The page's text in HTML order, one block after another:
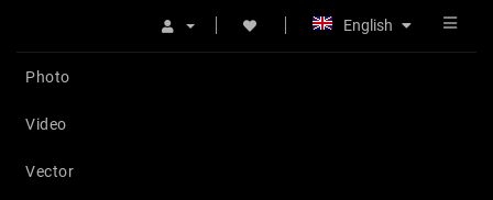
English
Photo
Video
Vector